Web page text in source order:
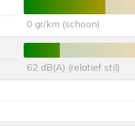
0 gr/km (schoon)
62 dB(A) (relatief stil)